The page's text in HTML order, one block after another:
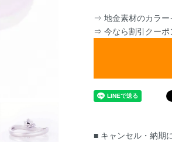
⇒ 地金素材のカラー
⇒ 今なら割引クーポ
■ キャンセル・納期